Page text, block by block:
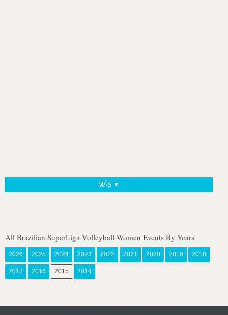
MÁS ▼
All Brazilian SuperLiga Volleyball Women Events By Years
2026 2025 2024 2023 2022 2021 2020 2019 2018
2017 2016 2015 2014